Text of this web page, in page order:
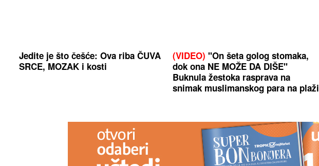
Jedite je što češće: Ova riba ČUVA
SRCE, MOZAK i kosti
(VIDEO) "On šeta golog stomaka,
dok ona NE MOŽE DA DIŠE"
Buknula žestoka rasprava na
snimak muslimanskog para na plaži